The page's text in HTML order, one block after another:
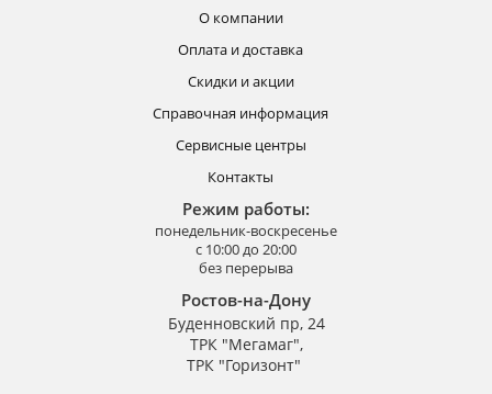
О компании
Оплата и доставка
Скидки и акции
Справочная информация
Сервисные центры
Контакты
Режим работы:
понедельник-воскресенье
с 10:00 до 20:00
без перерыва
Ростов-на-Дону
Буденновский пр, 24
ТРК "Мегамаг",
ТРК "Горизонт"